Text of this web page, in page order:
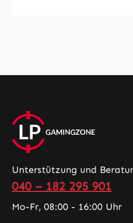
Unterstützung und
040 – 182 295 901
Mo-Fr, 08:00 - 16:00 Uhr